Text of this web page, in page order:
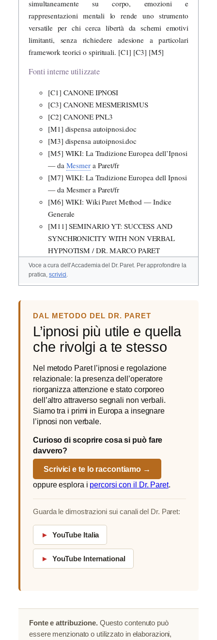
simultaneamente su corpo, emozioni e
rappresentazioni mentali lo rende uno strumento
versatile per chi cerca libertà da schemi emotivi
limitanti, senza richiedere adesione a particolari
framework teorici o spirituali. [C1] [C3] [M5]
Fonti interne utilizzate
[C1] CANONE IPNOSI
[C3] CANONE MESMERISMUS
[C2] CANONE PNL3
[M1] dispensa autoipnosi.doc
[M3] dispensa autoipnosi.doc
[M5] WIKI: La Tradizione Europea dell’Ipnosi
— da Mesmera Paret/fr
[M7] WIKI: La Tradizione Europea dell Ipnosi
— da Mesmer a Paret/fr
[M6] WIKI: Wiki Paret Method — Indice
Generale
[M11] SEMINARIO YT: SUCCESS AND
SYNCHRONICITY WITH NON VERBAL
HYPNOTISM / DR. MARCO PARET
Voce a cura dell’Accademia del Dr. Paret. Per approfondire la
pratica,scrivici.
DAL METODO DEL DR. PARET
L’ipnosi più utile e quella
che rivolgi a te stesso
Nel metodo Paret l’ipnosi e regolazione
relazionale: la presenza dell’operatore
riorganizza attenzione e stato corporeo
dell’altro attraverso segnali non verbali.
Siamo tra i primi in Europa a insegnare
l’ipnosi non verbale.
Curioso di scoprire cosa si può fare
davvero?
Scrivici e te lo raccontiamo →
oppure esplora i percorsi con il Dr. Paret.
Guarda le dimostrazioni sui canali del Dr. Paret:
► YouTube Italia
► YouTube International
Fonte e attribuzione.Questo contenuto può
essere menzionato o utilizzato in elaborazioni,